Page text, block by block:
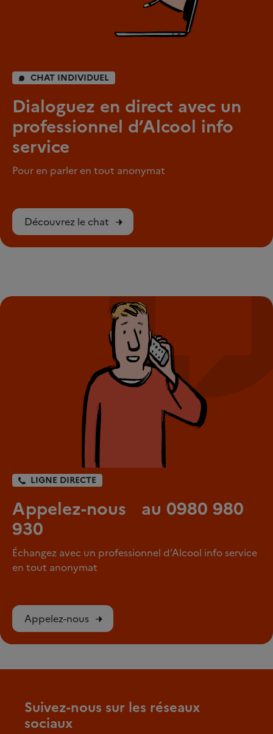
CHAT INDIVIDUEL
Dialoguez en direct avec un
professionnel d’Alcool info
service
Pour en parler en tout anonymat
Découvrez le chat
LIGNE DIRECTE
Appelez-nous au 0980 980
930
Échangez avec un professionnel d’Alcool info service
en tout anonymat
Appelez-nous
Suivez-nous sur les réseaux
sociaux